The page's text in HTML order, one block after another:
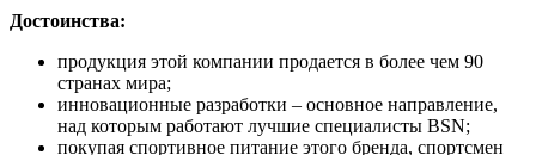
Достоинства:
продукция этой компании продается в более чем 90
странах мира;
инновационные разработки – основное направление,
над которым работают лучшие специалисты BSN;
покупая спортивное питание этого бренда, спортсмен